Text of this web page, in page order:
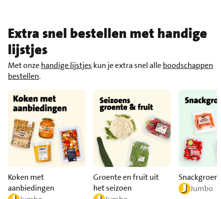
Extra snel bestellen met handige
lijstjes
Met onzehandige lijstjes kun je extra snel alleboodschappen
bestellen.
Koken met
aanbiedingen
Groente en fruit uit
het seizoen
Jumbo